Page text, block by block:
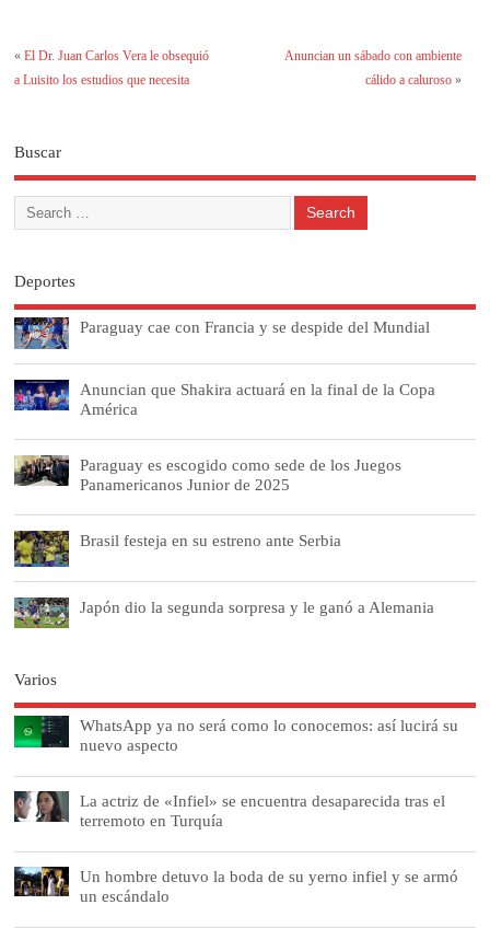
«El Dr. Juan Carlos Vera le obsequió
a Luisito los estudios que necesita
Anuncian un sábado con ambiente
cálido a caluroso»
Buscar
Deportes
Paraguay cae con Francia y se despide del Mundial
Anuncian que Shakira actuará en la final de la Copa
América
Paraguay es escogido como sede de los Juegos
Panamericanos Junior de 2025
Brasil festeja en su estreno ante Serbia
Japón dio la segunda sorpresa y le ganó a Alemania
Varios
WhatsApp ya no será como lo conocemos: así lucirá su
nuevo aspecto
La actriz de «Infiel» se encuentra desaparecida tras el
terremoto en Turquía
Un hombre detuvo la boda de su yerno infiel y se armó
un escándalo